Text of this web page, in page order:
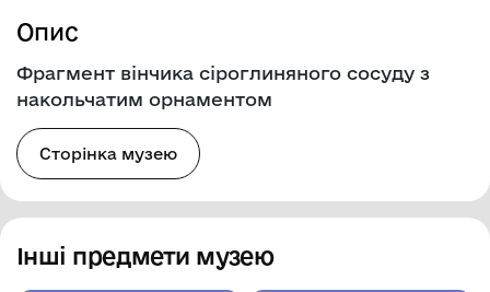
Опис
Фрагмент вінчика сіроглиняного сосуду з
накольчатим орнаментом
Сторінка музею
Інші предмети музею